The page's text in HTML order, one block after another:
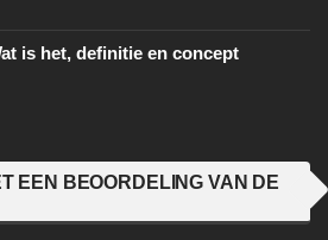
is het, definitie en concept
EEN BEOORDELING VAN DE